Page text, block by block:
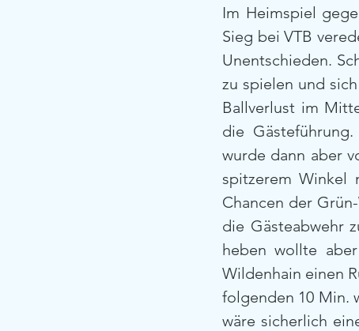
Im Heimspiel
Sieg bei VTB
Unentschieden.
zu spielen und
Ballverlust im
die
wurde dann aber
spitzerem Winkel
Chancen der
die Gästeabwehr
heben wollte
Wildenhain einen
folgenden 10 Min.
wäre sicherlich